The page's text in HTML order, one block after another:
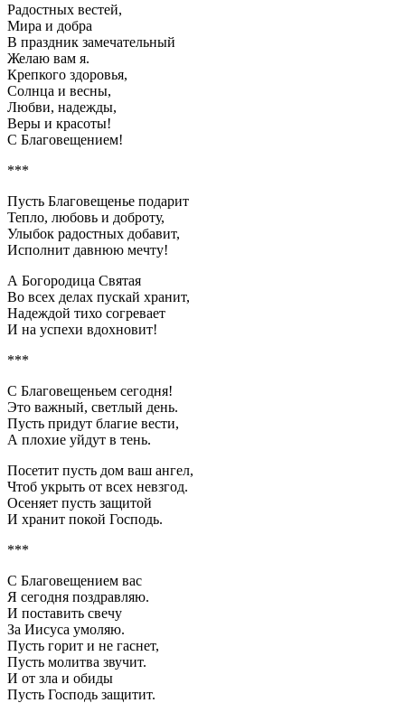
Радостных вестей,
Мира и добра
В праздник замечательный
Желаю вам я.
Крепкого здоровья,
Солнца и весны,
Любви, надежды,
Веры и красоты!
С Благовещением!
***
Пусть Благовещенье подарит
Тепло, любовь и доброту,
Улыбок радостных добавит,
Исполнит давнюю мечту!
А Богородица Святая
Во всех делах пускай хранит,
Надеждой тихо согревает
И на успехи вдохновит!
***
С Благовещеньем сегодня!
Это важный, светлый день.
Пусть придут благие вести,
А плохие уйдут в тень.
Посетит пусть дом ваш ангел,
Чтоб укрыть от всех невзгод.
Осеняет пусть защитой
И хранит покой Господь.
***
С Благовещением вас
Я сегодня поздравляю.
И поставить свечу
За Иисуса умоляю.
Пусть горит и не гаснет,
Пусть молитва звучит.
И от зла и обиды
Пусть Господь защитит.